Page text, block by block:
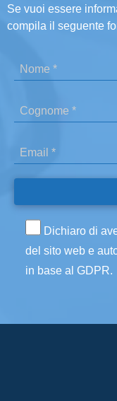
Se vuoi essere
compila il seguente
Dichiaro di
del sito web e
in base al GDPR.